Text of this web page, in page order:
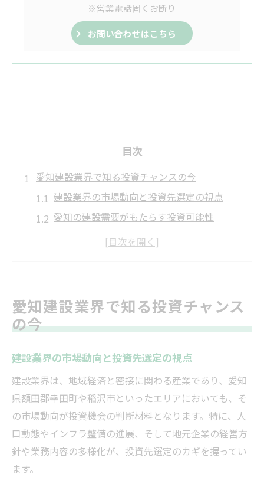
※営業電話固くお断り
お問い合わせはこちら
目次
愛知建設業界で知る投資チャンスの今
建設業界の市場動向と投資先選定の視点
愛知の建設需要がもたらす投資可能性
地域密着型建設企業が選ばれる理由
成長性が光る建設分野の注目企業分析
建設業界で成長著しい企業の特徴分析
企業の経営戦略が投資判断に与える影響
建設分野で注目される事業内容とは何か
成長性を見抜く建設企業選定ポイント
建設業界における安定収益モデルの探求
将来性を秘めた幸田町稲沢市の建設投資
幸田町・稲沢市で進む建設需要の変化
地域経済を支える建設の役割と投資妙味
愛知建設業界で知る投資チャンス
の今
建設業界の市場動向と投資先選定の視点
建設業界は、地域経済と密接に関わる産業であり、愛知
県額田郡幸田町や稲沢市といったエリアにおいても、そ
の市場動向が投資機会の判断材料となります。特に、人
口動態やインフラ整備の進展、そして地元企業の経営方
針や業務内容の多様化が、投資先選定のカギを握ってい
ます。